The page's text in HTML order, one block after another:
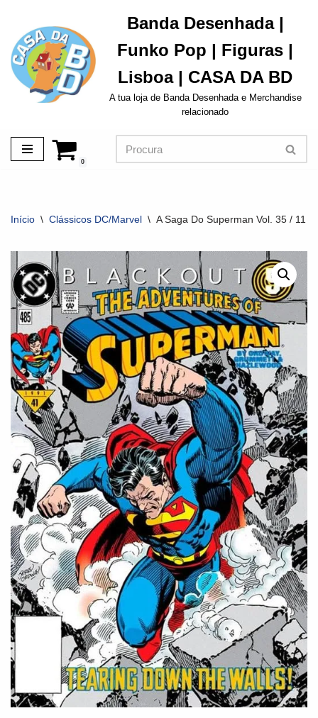
Avançar
para
o
conteúdo
Banda Desenhada |
Funko Pop | Figuras |
Lisboa | CASA DA BD
A tua loja de Banda Desenhada e Merchandise
relacionado
0
Início \ Clássicos DC/Marvel \ A Saga Do Superman Vol. 35 / 11